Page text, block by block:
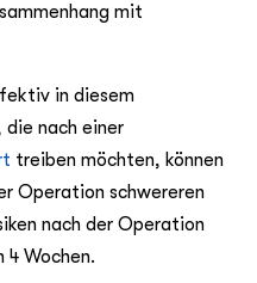
mit
in diesem
die nach einer
treiben möchten, können
Operation schwereren
nach der Operation
4 Wochen.